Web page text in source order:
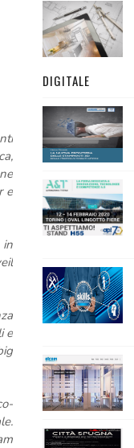
e
in
e
DIGITALE